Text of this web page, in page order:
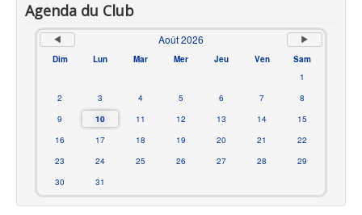
Agenda du Club
Août 2026
Dim Lun Mar Mer Jeu Ven
Sam
1
2
3 4 5 6 7
8
9
10 11 12 13 14
15
16
17 18 19 20 21
22
23
24 25 26 27 28
29
30
31